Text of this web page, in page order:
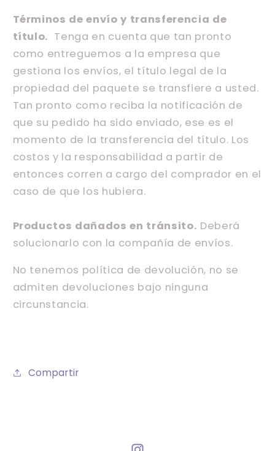
Términos de envío y transferencia de
título. Tenga en cuenta que tan pronto
como entreguemos a la empresa que
gestiona los envíos, el título legal de la
propiedad del paquete se transfiere a usted.
Tan pronto como reciba la notificación de
que su pedido ha sido enviado, ese es el
momento de la transferencia del título. Los
costos y la responsabilidad a partir de
entonces corren a cargo del comprador en el
caso de que los hubiera.
Productos dañados en tránsito. Deberá
solucionarlo con la compañía de envíos.
No tenemos política de devolución, no se
admiten devoluciones bajo ninguna
circunstancia.
Compartir